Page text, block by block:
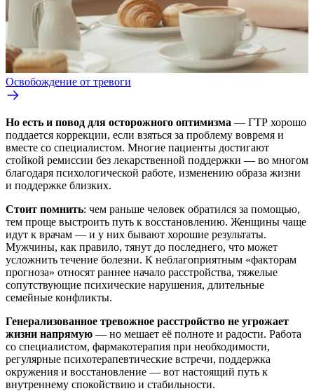
Освобождение от тревоги
Но есть и повод для осторожного оптимизма — ГТР хорошо
поддается коррекции, если взяться за проблему вовремя и
вместе со специалистом. Многие пациенты достигают
стойкой ремиссии без лекарственной поддержки — во многом
благодаря психологической работе, изменению образа жизни
и поддержке близких.
Стоит помнить: чем раньше человек обратился за помощью,
тем проще выстроить путь к восстановлению. Женщины чаще
идут к врачам — и у них бывают хорошие результаты.
Мужчины, как правило, тянут до последнего, что может
усложнить течение болезни. К неблагоприятным «факторам
прогноза» относят раннее начало расстройства, тяжелые
сопутствующие психические нарушения, длительные
семейные конфликты.
Генерализованное тревожное расстройство не угрожает
жизни напрямую — но мешает её полноте и радости. Работа
со специалистом, фармакотерапия при необходимости,
регулярные психотерапевтические встречи, поддержка
окружения и восстановление — вот настоящий путь к
внутреннему спокойствию и стабильности.